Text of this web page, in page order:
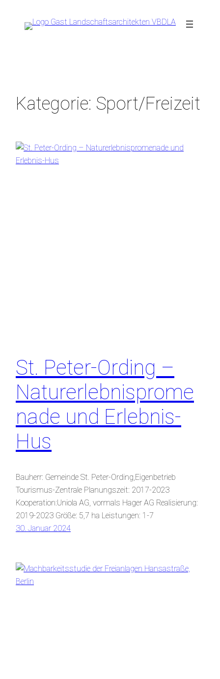
Kategorie: Sport/Freizeit
St. Peter-Ording –
Naturerlebnisprome
nade und Erlebnis-
Hus
Bauherr: Gemeinde St. Peter-Ording,Eigenbetrieb
Tourismus-Zentrale Planungszeit: 2017-2023
Kooperation:Uniola AG, vormals Hager AG Realisierung:
2019-2023 Größe: 5,7 ha Leistungen: 1-7
30. Januar 2024